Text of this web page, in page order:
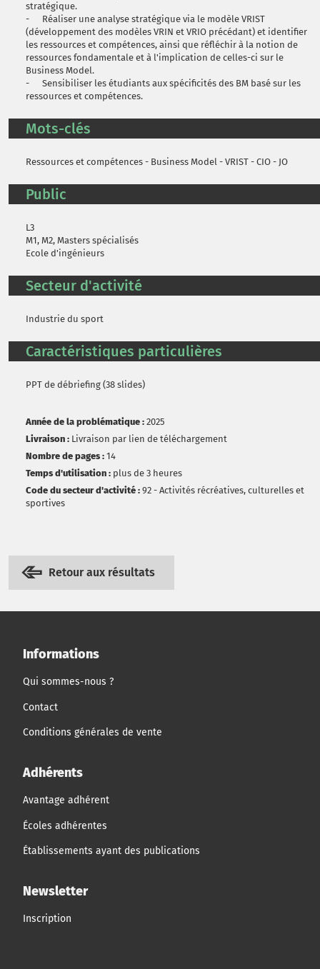
stratégique.
- Réaliser une analyse stratégique via le modèle VRIST
(développement des modèles VRIN et VRIO précédant) et identifier
les ressources et compétences, ainsi que réfléchir à la notion de
ressources fondamentale et à l'implication de celles-ci sur le
Business Model.
- Sensibiliser les étudiants aux spécificités des BM basé sur les
ressources et compétences.
Mots-clés
Ressources et compétences - Business Model - VRIST - CIO - JO
Public
L3
M1, M2, Masters spécialisés
Ecole d'ingénieurs
Secteur d'activité
Industrie du sport
Caractéristiques particulières
PPT de débriefing (38 slides)
Année de la problématique : 2025
Livraison : Livraison par lien de téléchargement
Nombre de pages : 14
Temps d'utilisation : plus de 3 heures
Code du secteur d'activité : 92 - Activités récréatives, culturelles et
sportives
Retour aux résultats
Informations
Qui sommes-nous ?
Contact
Conditions générales de vente
Adhérents
Avantage adhérent
Écoles adhérentes
Établissements ayant des publications
Newsletter
Inscription